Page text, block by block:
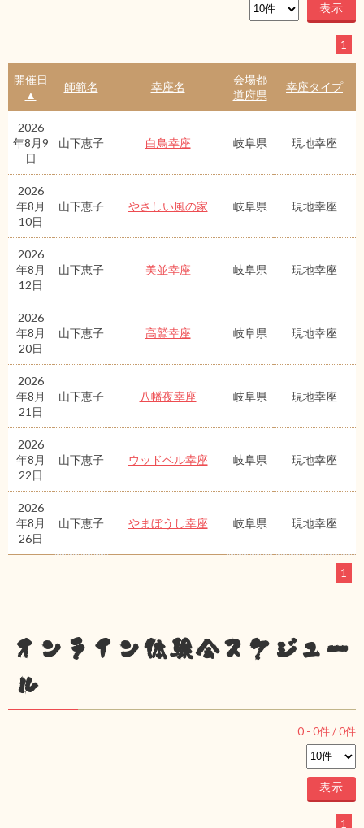
1
開催日
▲
師範名 幸座名
会場都
道府県
幸座タイプ
2026
年8月9
日
山下恵子 白鳥幸座 岐阜県 現地幸座
2026
年8月
10日
山下恵子 やさしい風の家 岐阜県 現地幸座
2026
年8月
12日
山下恵子 美並幸座 岐阜県 現地幸座
2026
年8月
20日
山下恵子 高鷲幸座 岐阜県 現地幸座
2026
年8月
21日
山下恵子 八幡夜幸座 岐阜県 現地幸座
2026
年8月
22日
山下恵子 ウッドベル幸座 岐阜県 現地幸座
2026
年8月
26日
山下恵子 やまぼうし幸座 岐阜県 現地幸座
1
オンライン体験会スケジュー
ル
0 - 0件 /0件
1